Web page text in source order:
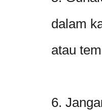
dalam
atau
6.